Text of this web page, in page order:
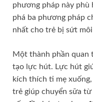
phương pháp này phù
phá ba phương pháp
nhất cho trẻ bị sứt
Một thành phần quan
tạo lực hút. Lực hút
kích thích ti mẹ
trẻ giúp chuyển sữa